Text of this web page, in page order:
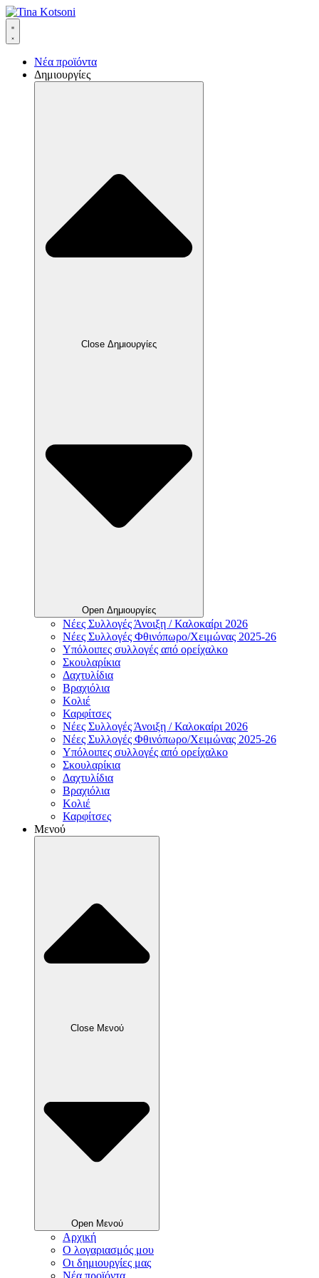
Νέα προϊόντα
Δημιουργίες
Close Δημιουργίες
Open Δημιουργίες
Νέες Συλλογές Άνοιξη / Καλοκαίρι 2026
Νέες Συλλογές Φθινόπωρο/Χειμώνας 2025-26
Υπόλοιπες συλλογές από ορείχαλκο
Σκουλαρίκια
Δαχτυλίδια
Βραχιόλια
Κολιέ
Καρφίτσες
Νέες Συλλογές Άνοιξη / Καλοκαίρι 2026
Νέες Συλλογές Φθινόπωρο/Χειμώνας 2025-26
Υπόλοιπες συλλογές από ορείχαλκο
Σκουλαρίκια
Δαχτυλίδια
Βραχιόλια
Κολιέ
Καρφίτσες
Μενού
Close Μενού
Open Μενού
Αρχική
Ο λογαριασμός μου
Οι δημιουργίες μας